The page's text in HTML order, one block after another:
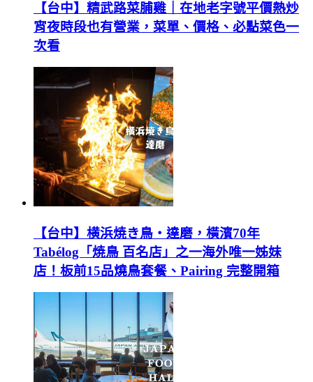
【台中】精武路菜脯雞｜在地老字號平價熱炒
宵夜時段也有營業，菜單、價格、必點菜色一
次看
【台中】横浜焼き鳥‧達磨，橫濱70年
Tabélog「焼鳥 百名店」之一海外唯一姊妹
店！板前15品燒鳥套餐、Pairing 完整開箱